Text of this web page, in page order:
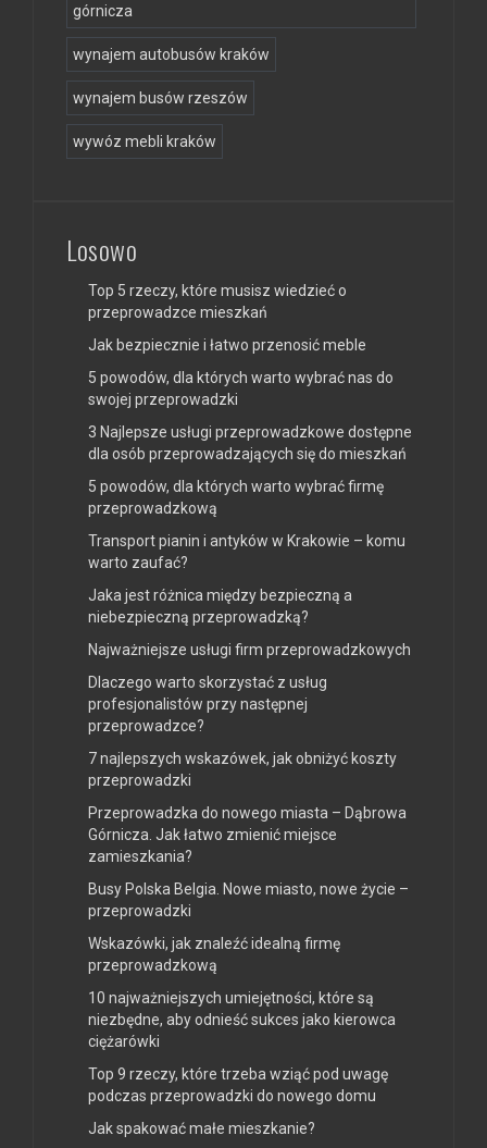
górnicza
wynajem autobusów kraków
wynajem busów rzeszów
wywóz mebli kraków
Losowo
Top 5 rzeczy, które musisz wiedzieć o
przeprowadzce mieszkań
Jak bezpiecznie i łatwo przenosić meble
5 powodów, dla których warto wybrać nas do
swojej przeprowadzki
3 Najlepsze usługi przeprowadzkowe dostępne
dla osób przeprowadzających się do mieszkań
5 powodów, dla których warto wybrać firmę
przeprowadzkową
Transport pianin i antyków w Krakowie – komu
warto zaufać?
Jaka jest różnica między bezpieczną a
niebezpieczną przeprowadzką?
Najważniejsze usługi firm przeprowadzkowych
Dlaczego warto skorzystać z usług
profesjonalistów przy następnej
przeprowadzce?
7 najlepszych wskazówek, jak obniżyć koszty
przeprowadzki
Przeprowadzka do nowego miasta – Dąbrowa
Górnicza. Jak łatwo zmienić miejsce
zamieszkania?
Busy Polska Belgia. Nowe miasto, nowe życie –
przeprowadzki
Wskazówki, jak znaleźć idealną firmę
przeprowadzkową
10 najważniejszych umiejętności, które są
niezbędne, aby odnieść sukces jako kierowca
ciężarówki
Top 9 rzeczy, które trzeba wziąć pod uwagę
podczas przeprowadzki do nowego domu
Jak spakować małe mieszkanie?